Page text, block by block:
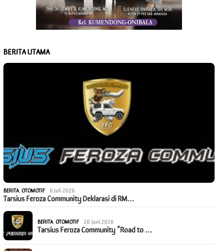
BERITA UTAMA
BERITA,OTOMOTIF 6 Juli 2026
Tarsius Feroza Community Deklarasi di RM…
BERITA,OTOMOTIF 20 Juni 2026
Tarsius Feroza Community “Road to …